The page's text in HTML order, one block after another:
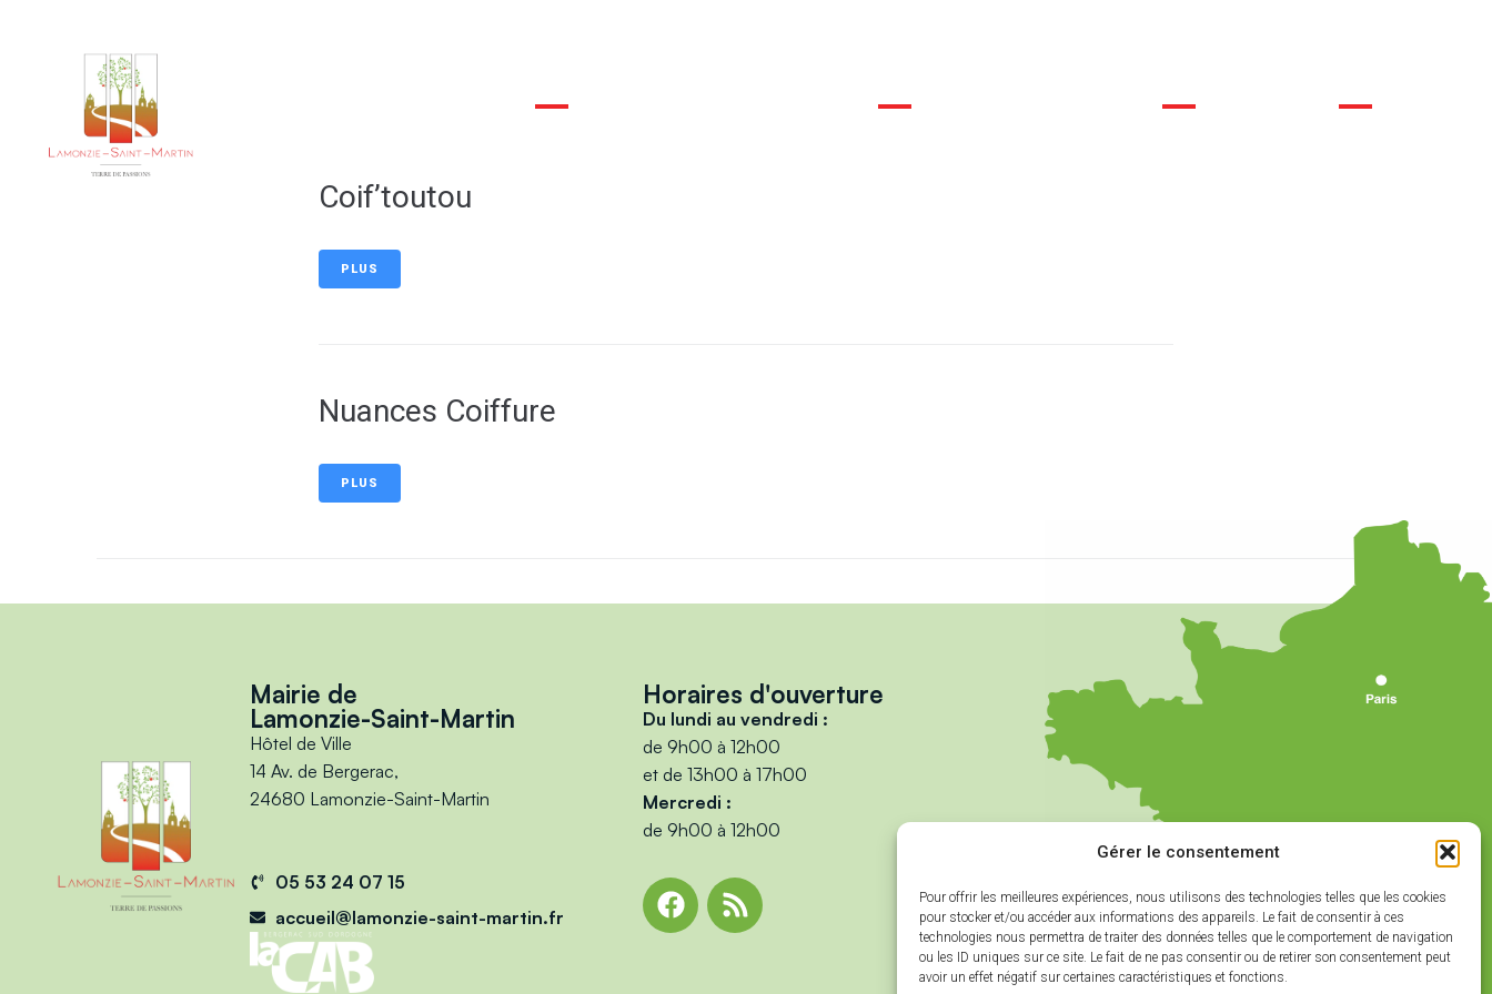
Gérer le consentement
Pour offrir les meilleures expériences, nous utilisons des technologies telles que les cookies
pour stocker et/ou accéder aux informations des appareils. Le fait de consentir à ces
technologies nous permettra de traiter des données telles que le comportement de navigation
ou les ID uniques sur ce site. Le fait de ne pas consentir ou de retirer son consentement peut
avoir un effet négatif sur certaines caractéristiques et fonctions.
Coif’toutou
PLUS
Nuances Coiffure
PLUS
Mairie de
Lamonzie-Saint-Martin
Hôtel de Ville
14 Av. de Bergerac,
24680 Lamonzie-Saint-Martin
05 53 24 07 15
accueil@lamonzie-saint-martin.fr
Horaires d'ouverture
Du lundi au vendredi :
de 9h00 à 12h00
et de 13h00 à 17h00
Mercredi :
de 9h00 à 12h00